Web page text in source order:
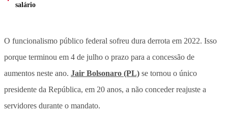
salário
O funcionalismo público federal sofreu dura derrota em 2022. Isso
porque terminou em 4 de julho o prazo para a concessão de
aumentos neste ano. Jair Bolsonaro (PL) se tornou o único
presidente da República, em 20 anos, a não conceder reajuste a
servidores durante o mandato.